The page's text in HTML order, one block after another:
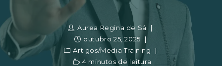
Aurea Regina de Sá
outubro 25, 2025
Artigos/Media Training
4 minutos de leitura